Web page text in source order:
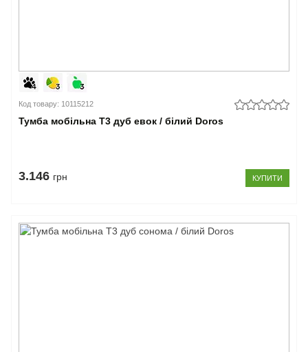
Код товару: 10115212
Тумба мобільна Т3 дуб евок / білий Doros
3.146 грн КУПИТИ